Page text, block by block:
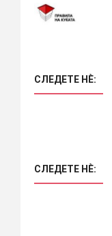
СЛЕДЕТЕ НÈ:
СЛЕДЕТЕ НÈ: